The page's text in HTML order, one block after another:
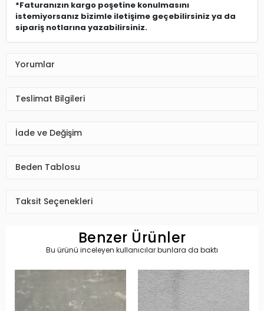
*Faturanızın kargo poşetine konulmasını
istemiyorsanız bizimle iletişime geçebilirsiniz ya da
sipariş notlarına yazabilirsiniz.
Yorumlar
Teslimat Bilgileri
İade ve Değişim
Beden Tablosu
Taksit Seçenekleri
Benzer Ürünler
Bu ürünü inceleyen kullanıcılar bunlara da baktı